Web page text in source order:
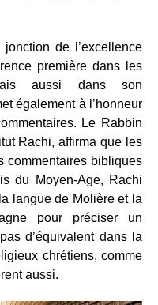
de l’excellence
première dans les
aussi dans son
également à l’honneur
Le Rabbin
Rachi, affirma que les
commentaires bibliques
du Moyen-Age, Rachi
langue de Molière et la
pour préciser un
d’équivalent dans la
chrétiens, comme
aussi.